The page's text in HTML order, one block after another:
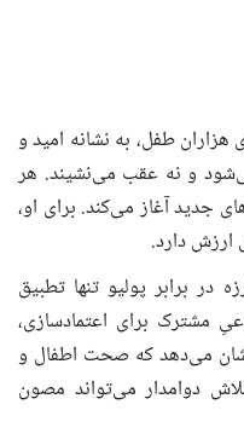
طفل، به نشانه امید و
و نه عقب می‌نشیند. هر
جدید آغاز می‌کند. برای او،
دارد.
برابر پولیو تنها تطبیق
مشترک برای اعتمادسازی،
می‌دهد که صحت اطفال و
دوامدار می‌تواند مصون